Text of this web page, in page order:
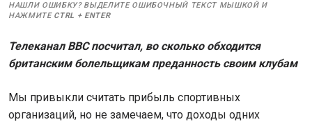
НАШЛИ ОШИБКУ? ВЫДЕЛИТЕ ОШИБОЧНЫЙ ТЕКСТ МЫШКОЙ И
НАЖМИТЕ CTRL + ENTER
Телеканал BBC посчитал, во сколько обходится
британским болельщикам преданность своим клубам
Мы привыкли считать прибыль спортивных
организаций, но не замечаем, что доходы одних